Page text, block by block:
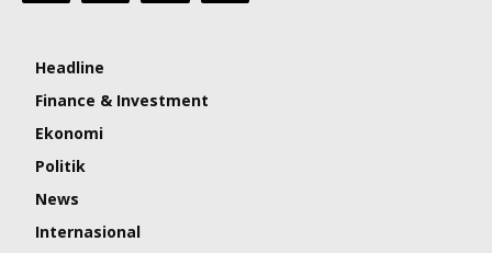
Headline
Finance & Investment
Ekonomi
Politik
News
Internasional